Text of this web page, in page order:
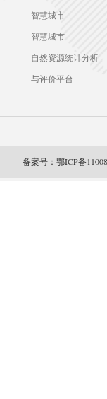
智慧城市
智慧城市
自然资源统计分析
与评价平台
备案号： 鄂ICP备